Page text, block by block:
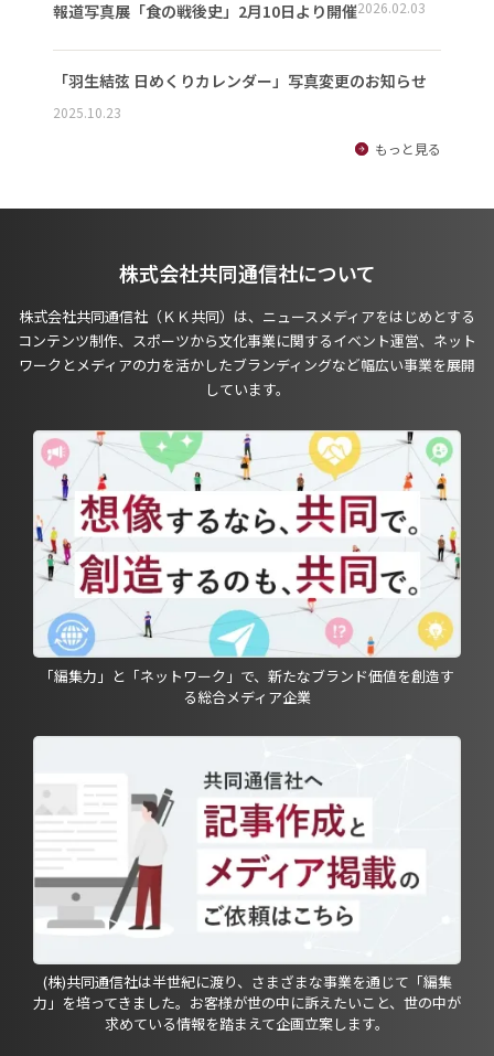
報道写真展「食の戦後史」2月10日より開催2026.02.03
「羽生結弦 日めくりカレンダー」写真変更のお知らせ
2025.10.23
もっと見る
株式会社共同通信社について
株式会社共同通信社（ＫＫ共同）は、ニュースメディアをはじめとする
コンテンツ制作、スポーツから文化事業に関するイベント運営、ネット
ワークとメディアの力を活かしたブランディングなど幅広い事業を展開
しています。
「編集力」と「ネットワーク」で、新たなブランド価値を創造す
る総合メディア企業
(株)共同通信社は半世紀に渡り、さまざまな事業を通じて「編集
力」を培ってきました。お客様が世の中に訴えたいこと、世の中が
求めている情報を踏まえて企画立案します。